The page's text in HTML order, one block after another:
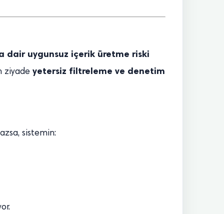
dair uygunsuz içerik üretme riski
ziyade yetersiz filtreleme ve denetim
sistemin: